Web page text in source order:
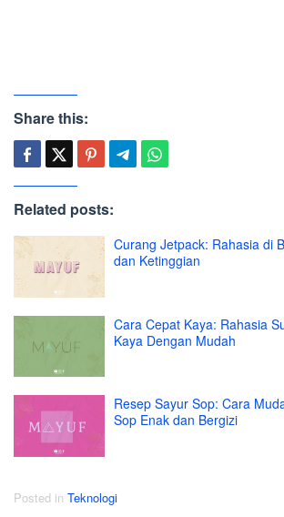
Share this:
Related posts:
Curang Jetpack: Rahasia di
dan Ketinggian
Cara Cepat Kaya: Rahasia
Kaya Dengan Mudah
Resep Sayur Sop: Cara
Sop Enak dan Bergizi
Posted in Teknologi